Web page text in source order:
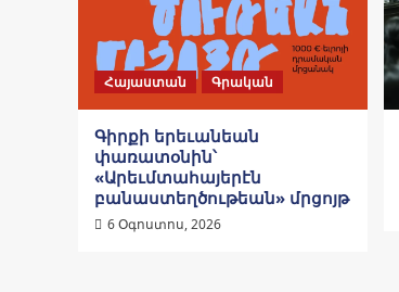
Հայաստան Գրական
Գիրքի երեւանեան
փառատօնին՝
«Արեւմտահայերէն
բանաստեղծութեան» մրցոյթ
6 Օգոստոս, 2026